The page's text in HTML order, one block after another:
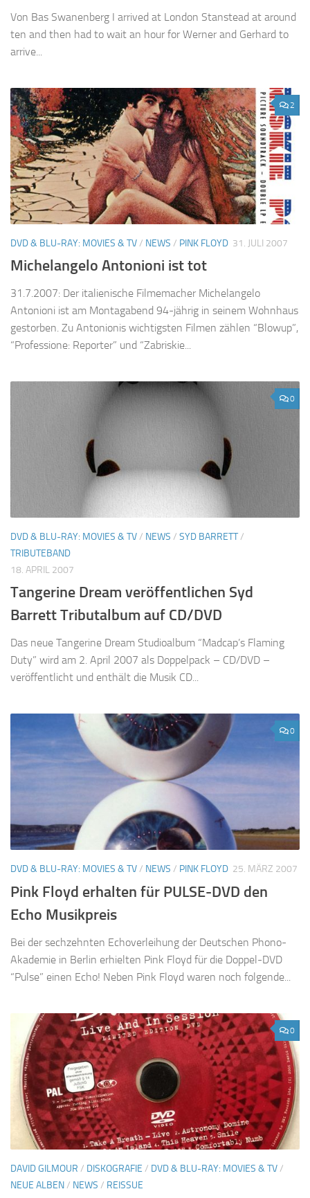
Von Bas Swanenberg I arrived at London Stanstead at around
ten and then had to wait an hour for Werner and Gerhard to
arrive...
2
DVD & BLU-RAY: MOVIES & TV/ NEWS / PINK FLOYD 31. JULI 2007
Michelangelo Antonioni ist tot
31.7.2007: Der italienische Filmemacher Michelangelo
Antonioni ist am Montagabend 94-jährig in seinem Wohnhaus
gestorben. Zu Antonionis wichtigsten Filmen zählen “Blowup”,
“Professione: Reporter” und “Zabriskie...
0
DVD & BLU-RAY: MOVIES & TV/ NEWS / SYD BARRETT/
TRIBUTEBAND
18. APRIL 2007
Tangerine Dream veröffentlichen Syd
Barrett Tributalbum auf CD/DVD
Das neue Tangerine Dream Studioalbum “Madcap’s Flaming
Duty” wird am 2. April 2007 als Doppelpack – CD/DVD –
veröffentlicht und enthält die Musik CD...
0
DVD & BLU-RAY: MOVIES & TV/ NEWS / PINK FLOYD 25. MÄRZ 2007
Pink Floyd erhalten für PULSE-DVD den
Echo Musikpreis
Bei der sechzehnten Echoverleihung der Deutschen Phono-
Akademie in Berlin erhielten Pink Floyd für die Doppel-DVD
“Pulse” einen Echo! Neben Pink Floyd waren noch folgende...
0
DAVID GILMOUR / DISKOGRAFIE / DVD & BLU-RAY: MOVIES & TV/
NEUE ALBEN/ NEWS / REISSUE